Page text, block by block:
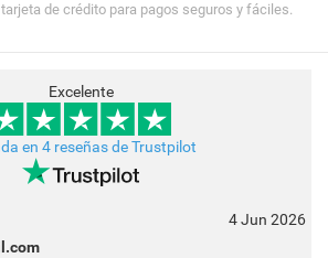
de crédito para pagos seguros y fáciles.
Excelente
en 4 reseñas de Trustpilot
4 Jun 2026